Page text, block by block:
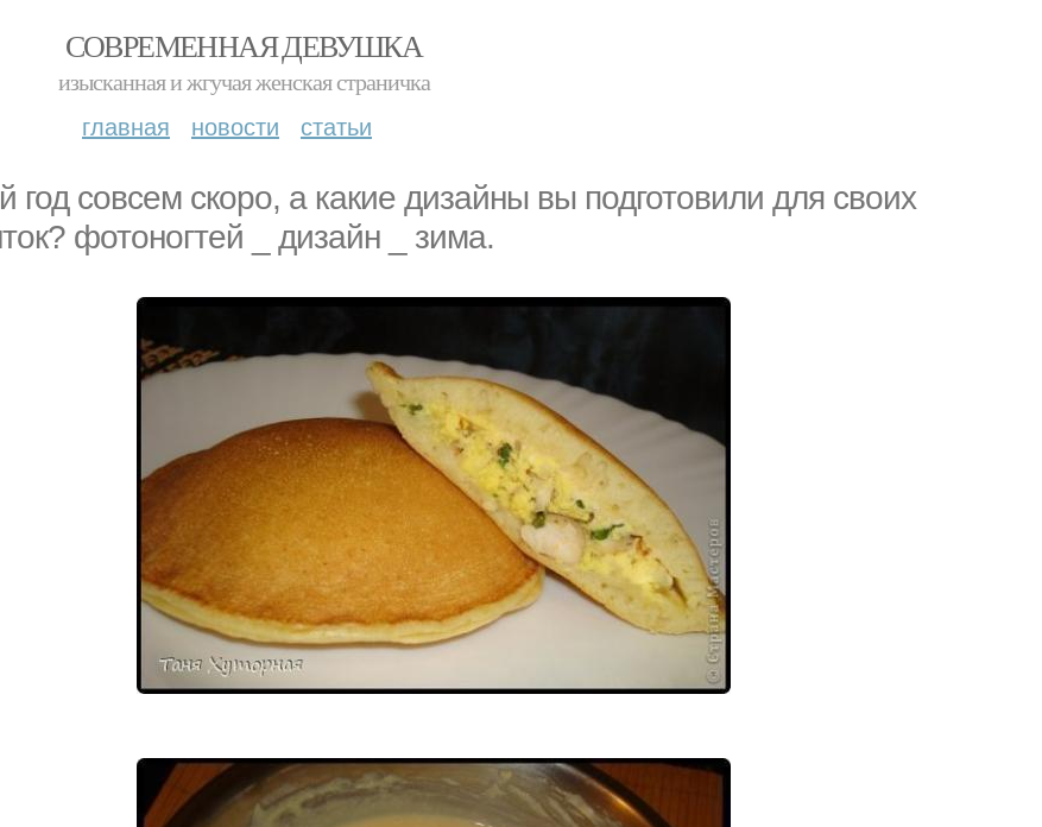
СОВРЕМЕННАЯ ДЕВУШКА
изысканная и жгучая женская страничка
главная новости статьи
год совсем скоро, а какие дизайны вы подготовили для своих
фотоногтей _ дизайн _ зима.